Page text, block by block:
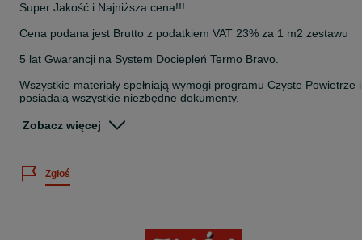
Super Jakość i Najniższa cena!!!
Cena podana jest Brutto z podatkiem VAT 23% za 1 m2 zestawu
5 lat Gwarancji na System Dociepleń Termo Bravo.
Wszystkie materiały spełniają wymogi programu Czyste Powietrze i
posiadają wszystkie niezbędne dokumenty.
Oferta dotyczy kompletnego materiału ze styropianem o grubości
folie, taśmy itp.
co oznacza iż jest dopuszczony na wymagające europejskie rynki
Zobacz więcej
Zgłoś